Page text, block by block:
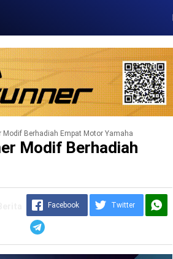
Modif Berhadiah Empat Motor Yamaha
Modif Berhadiah
Facebook Twitter